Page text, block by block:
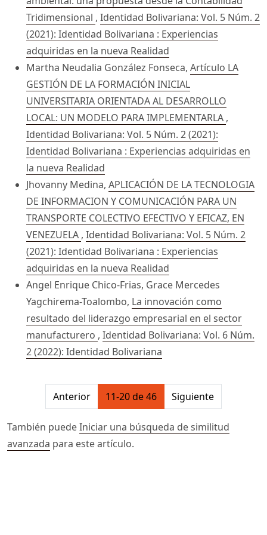
Tridimensional , Identidad Bolivariana: Vol. 5 Núm. 2
(2021): Identidad Bolivariana : Experiencias
adquiridas en la nueva Realidad
Martha Neudalia González Fonseca, Artículo LA
GESTIÓN DE LA FORMACIÓN INICIAL
UNIVERSITARIA ORIENTADA AL DESARROLLO
LOCAL: UN MODELO PARA IMPLEMENTARLA ,
Identidad Bolivariana: Vol. 5 Núm. 2 (2021):
Identidad Bolivariana : Experiencias adquiridas en
la nueva Realidad
Jhovanny Medina, APLICACIÓN DE LA TECNOLOGIA
DE INFORMACION Y COMUNICACIÓN PARA UN
TRANSPORTE COLECTIVO EFECTIVO Y EFICAZ, EN
VENEZUELA , Identidad Bolivariana: Vol. 5 Núm. 2
(2021): Identidad Bolivariana : Experiencias
adquiridas en la nueva Realidad
Angel Enrique Chico-Frias, Grace Mercedes
Yagchirema-Toalombo, La innovación como
resultado del liderazgo empresarial en el sector
manufacturero , Identidad Bolivariana: Vol. 6 Núm.
2 (2022): Identidad Bolivariana
##issue.pagination##
Anterior 11-20 de 46 Siguiente
También puedeIniciar una búsqueda de similitud
avanzada para este artículo.